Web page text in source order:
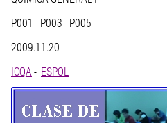
P001 - P003 - P005
2009.11.20
ICQA- ESPOL